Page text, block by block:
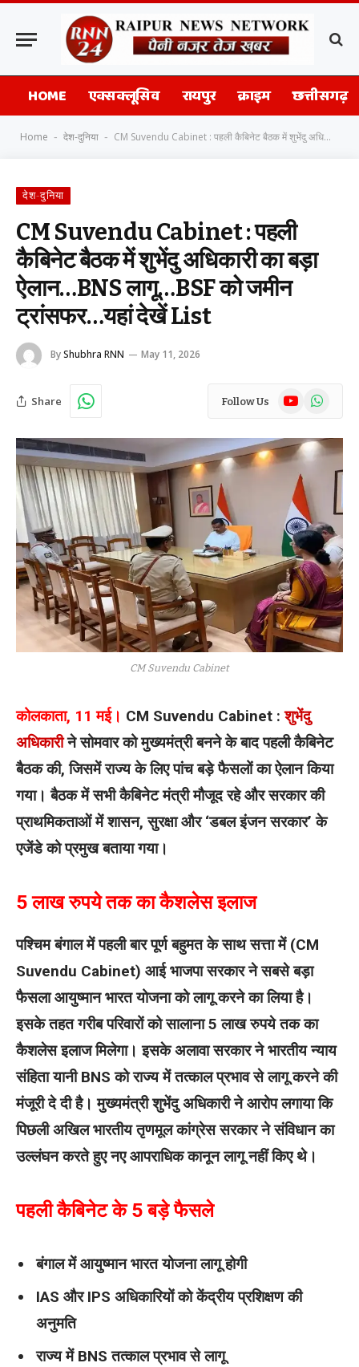
HOME एक्सक्लूसिव रायपुर क्राइम छत्तीसगढ़
Home - देश-दुनिया - CM Suvendu Cabinet : पहली कैबिनेट बैठक में शुभेंदु अधिकारी का बड़ा ऐलान…BNS लागू…BSF को जमीन ट्रांसफर…यहां देखें List
देश-दुनिया
CM Suvendu Cabinet : पहली
कैबिनेट बैठक में शुभेंदु अधिकारी का बड़ा
ऐलान…BNS लागू…BSF को जमीन
ट्रांसफर…यहां देखें List
ByShubhra RNN May 11, 2026
Share Follow Us YouTubeWhatsApp
CM Suvendu Cabinet
कोलकाता, 11 मई। CM Suvendu Cabinet :शुभेंदु
अधिकारीने सोमवार को मुख्यमंत्री बनने के बाद पहली कैबिनेट
बैठक की, जिसमें राज्य के लिए पांच बड़े फैसलों का ऐलान किया
गया। बैठक में सभी कैबिनेट मंत्री मौजूद रहे और सरकार की
प्राथमिकताओं में शासन, सुरक्षा और ‘डबल इंजन सरकार’ के
एजेंडे को प्रमुख बताया गया।
5 लाख रुपये तक का कैशलेस इलाज
पश्चिम बंगाल में पहली बार पूर्ण बहुमत के साथ सत्ता में (CM
Suvendu Cabinet) आई भाजपा सरकार ने सबसे बड़ा
फैसला आयुष्मान भारत योजना को लागू करने का लिया है।
इसके तहत गरीब परिवारों को सालाना 5 लाख रुपये तक का
कैशलेस इलाज मिलेगा। इसके अलावा सरकार ने भारतीय न्याय
संहिता यानी BNS को राज्य में तत्काल प्रभाव से लागू करने की
मंजूरी दे दी है। मुख्यमंत्री शुभेंदु अधिकारी ने आरोप लगाया कि
पिछली अखिल भारतीय तृणमूल कांग्रेस सरकार ने संविधान का
उल्लंघन करते हुए नए आपराधिक कानून लागू नहीं किए थे।
पहली कैबिनेट के 5 बड़े फैसले
बंगाल में आयुष्मान भारत योजना लागू होगी
IAS और IPS अधिकारियों को केंद्रीय प्रशिक्षण की
अनुमति
राज्य में BNS तत्काल प्रभाव से लागू